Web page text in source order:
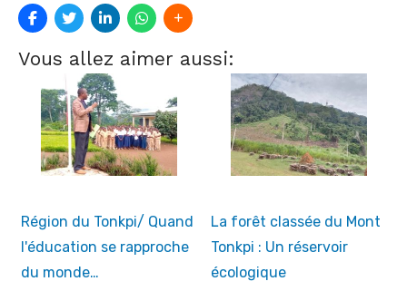
Vous allez aimer aussi:
Région du Tonkpi/ Quand
l'éducation se rapproche
du monde…
La forêt classée du Mont
Tonkpi : Un réservoir
écologique